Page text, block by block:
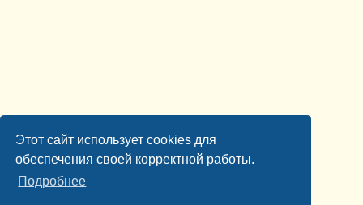
Этот сайт использует cookies для
обеспечения своей корректной работы.
Подробнее